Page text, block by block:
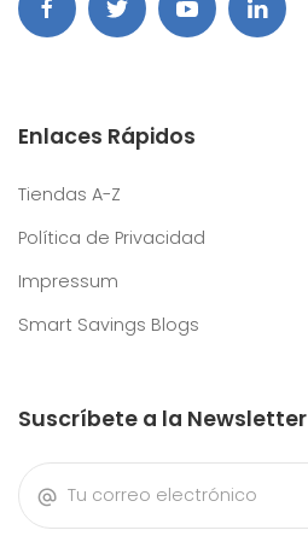
Enlaces Rápidos
Tiendas A-Z
Política de Privacidad
Impressum
Smart Savings Blogs
Suscríbete a la Newsletter